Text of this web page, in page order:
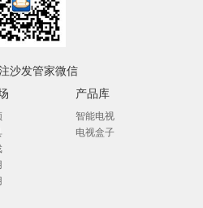
沙发管家微信
产品库
智能电视
电视盒子